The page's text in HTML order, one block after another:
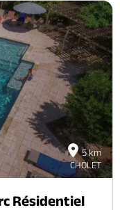
5 km
CHOLET
Résidentiel